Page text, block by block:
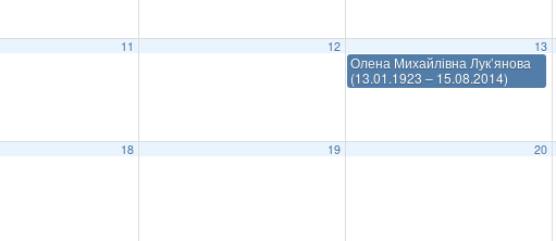
11 12 13
Олена Михайлівна Лук’янова
(13.01.1923 – 15.08.2014)
18 19 20